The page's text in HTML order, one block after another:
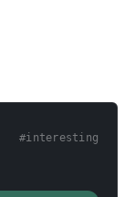
#interesting